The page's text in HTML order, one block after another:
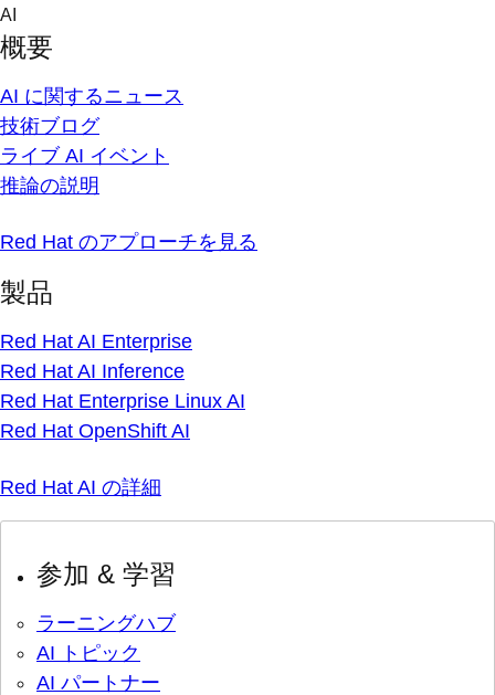
Skip
content
AI
概要
AI に関するニュース
技術ブログ
ライブ AI イベント
推論の説明
Red Hat のアプローチを見る
製品
Red Hat AI Enterprise
Red Hat AI Inference
Red Hat Enterprise Linux AI
Red Hat OpenShift AI
Red Hat AI の詳細
参加 & 学習
ラーニングハブ
AI トピック
AI パートナー